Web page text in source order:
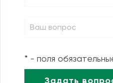
* - поля